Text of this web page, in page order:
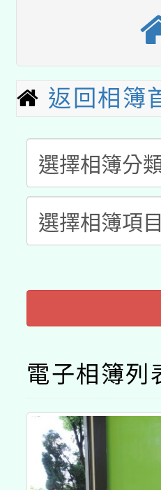
本校115
第3次招
次招考甄
有關原住
公告之原
一案。
答一案
有關本府
人員健康
心」，鼓
本校115
招甄選結
適應運動
暨閱讀推
科技賦
返回相簿
電子相簿列